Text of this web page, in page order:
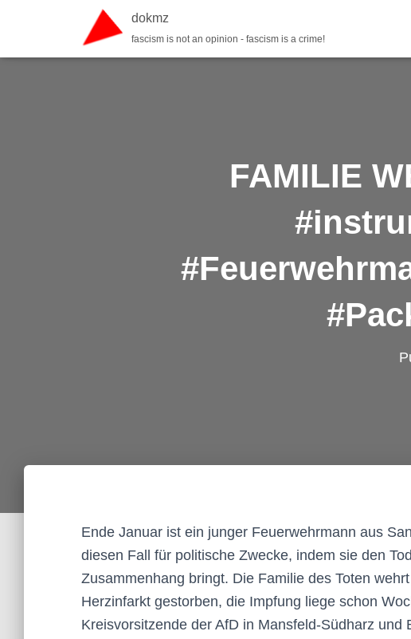
dokmz
fascism is not an opinion - fascism is a crime!
FAMILIE
Ende Januar ist ein junger Feuerwehrmann aus
diesen Fall für politische Zwecke, indem sie den
Zusammenhang bringt. Die Familie des Toten
Herzinfarkt gestorben, die Impfung liege schon
Kreisvorsitzende der AfD in Mansfeld-Südharz